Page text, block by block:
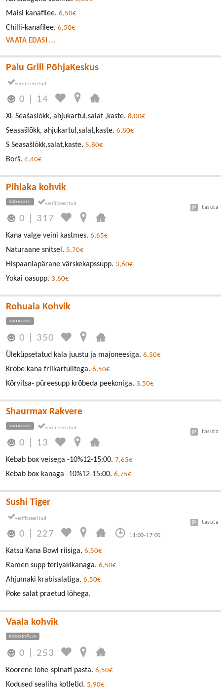
Maisi kanafilee. 6,50€
Chilli-kanafilee. 6,50€
VAATA EDASI ...
Palu Grill PõhjaKeskus
0 14
XL Seašaslõkk, ahjukartul,salat ,kaste. 8,00€
Seasašlõkk, ahjukartul,salat,kaste. 6,80€
S Seasašlõkk,salat,kaste. 5,80€
Borš. 4,40€
Pihlaka kohvik
SÜDALINN
0 317
tasuta
Kana valge veini kastmes. 6,65€
Naturaane snitsel. 5,70€
Hispaaniapärane värskekapssupp. 3,60€
Yokai oasupp. 3,60€
Rohuaia Kohvik
SÜDALINN
0 350
Üleküpsetatud kala juustu ja majoneesiga. 6,50€
Krõbe kana friikartulitega. 6,50€
Kõrvitsa- püreesupp krõbeda peekoniga. 3,50€
Shaurmax Rakvere
SÜDALINN
0 13
tasuta
Kebab box veisega -10%12-15:00. 7,65€
Kebab box kanaga -10%12-15:00. 6,75€
Sushi Tiger
0 227 11:00-17:00
tasuta
Katsu Kana Bowl riisiga. 6,50€
Ramen supp teriyakikanaga. 6,50€
Ahjumaki krabisalatiga. 6,50€
Poke salat praetud lõhega.
Vaala kohvik
ROODEVÄLJA
0 253
Koorene lõhe-spinati pasta. 6,50€
Kodused sealiha kotletid. 5,90€